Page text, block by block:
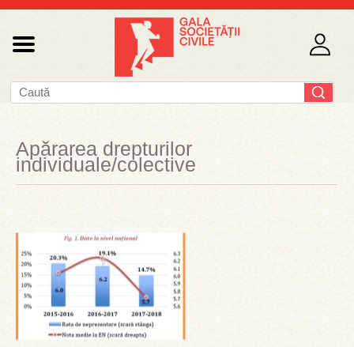
Apărarea drepturilor
individuale/colective